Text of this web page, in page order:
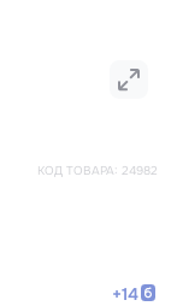
КОД ТОВАРА: 24982
+14